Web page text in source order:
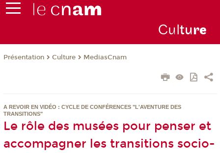
Culture
Présentation Culture MediasCnam
A REVOIR EN VIDÉO : CYCLE DE CONFÉRENCES "L'AVENTURE DES
TRANSITIONS"
Le rôle des musées pour penser et
accompagner les transitions socio-